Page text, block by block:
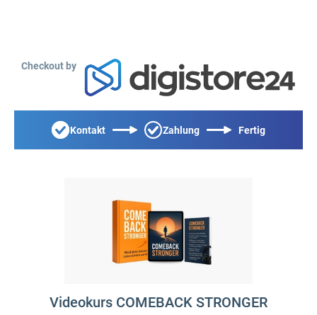
Checkout by
Kontakt Zahlung Fertig
Videokurs COMEBACK STRONGER